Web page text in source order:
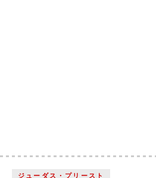
ジューダス・プリースト